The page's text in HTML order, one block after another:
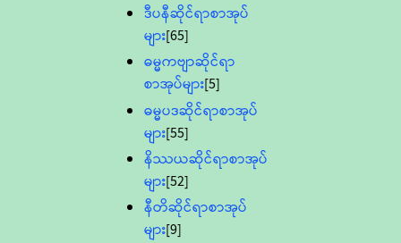
ဒီပနီဆိုင်ရာစာအုပ်
များ[65]
ဓမ္မကဗျာဆိုင်ရာ
စာအုပ်များ[5]
ဓမ္မပဒဆိုင်ရာစာအုပ်
များ[55]
နိဿယဆိုင်ရာစာအုပ်
များ[52]
နီတိဆိုင်ရာစာအုပ်
များ[9]